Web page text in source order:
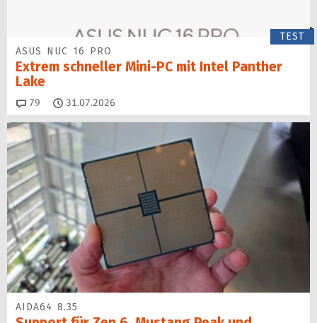
TEST
ASUS NUC 16 PRO
Extrem schneller Mini-PC mit Intel Panther
Lake
79 Kommentare
31.07.2026
AIDA64 8.35